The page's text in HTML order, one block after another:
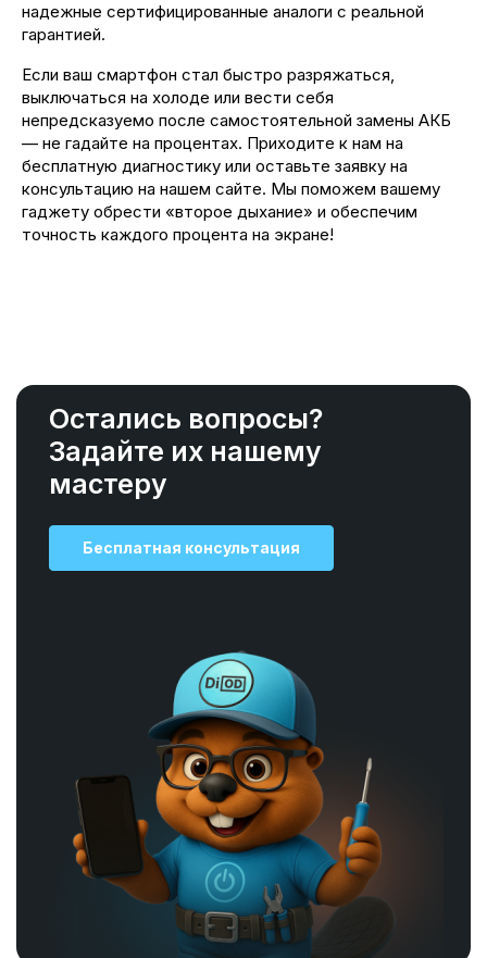
надежные сертифицированные аналоги с реальной
гарантией.
Если ваш смартфон стал быстро разряжаться,
выключаться на холоде или вести себя
непредсказуемо после самостоятельной замены АКБ
— не гадайте на процентах. Приходите к нам на
бесплатную диагностику или оставьте заявку на
консультацию на нашем сайте. Мы поможем вашему
гаджету обрести «второе дыхание» и обеспечим
точность каждого процента на экране!
Остались вопросы?
Задайте их нашему
мастеру
Бесплатная консультация